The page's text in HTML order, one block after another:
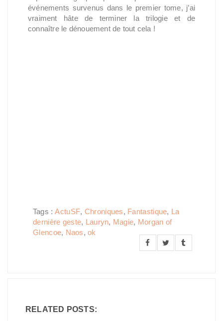
événements survenus dans le premier tome, j’ai
vraiment hâte de terminer la trilogie et de
connaître le dénouement de tout cela !
Tags :ActuSF, Chroniques, Fantastique, La
dernière geste, Lauryn, Magie, Morgan of
Glencoe, Naos,ok
RELATED POSTS: